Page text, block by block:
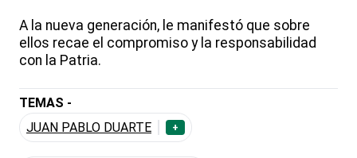
A la nueva generación, le manifestó que sobre
ellos recae el compromiso y la responsabilidad
con la Patria.
TEMAS -
JUAN PABLO DUARTE
+